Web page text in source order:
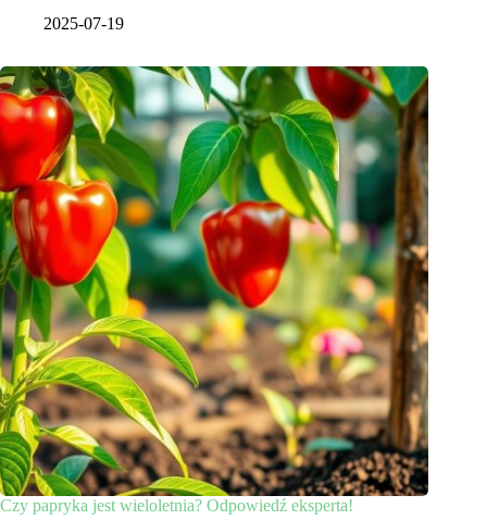
2025-07-19
Czy papryka jest wieloletnia? Odpowiedź eksperta!